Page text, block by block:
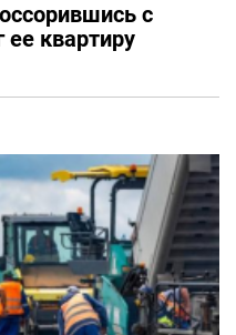
с
квартиру